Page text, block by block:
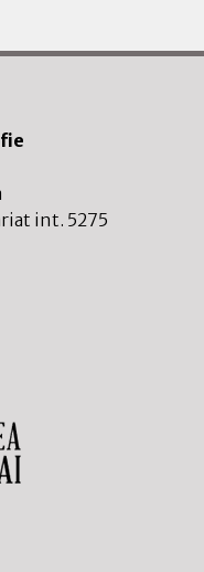
int. 5275